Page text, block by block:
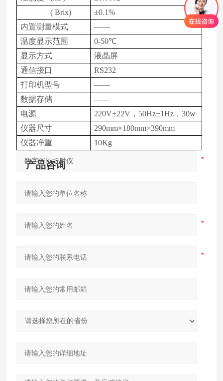
( Brix)
±0.1%
内置测量模式
——
温度显示范围
0-50℃
显示方式
液晶屏
通信接口
RS232
打印机型号
——
数据存储
——
电源
220V±22V，50Hz±1Hz，30w
仪器尺寸
290mm×180mm×390mm
仪器净重
10Kg
产品咨询